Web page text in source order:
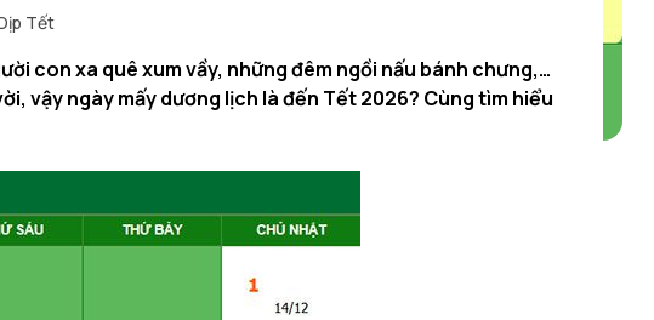
Tết
con xa quê xum vầy, những đêm ngồi nấu bánh chưng,…
vậy ngày mấy dương lịch là đến Tết 2026? Cùng tìm hiểu